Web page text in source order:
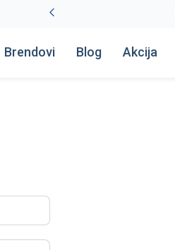
Brendovi Blog Akcija